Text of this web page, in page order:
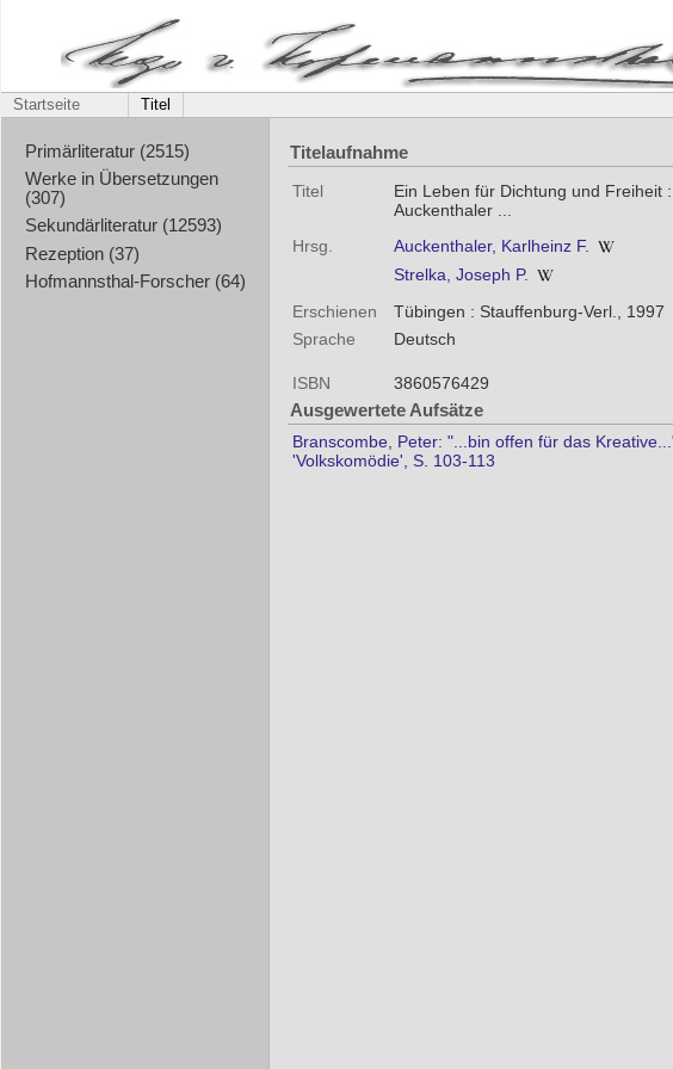
Startseite Titel
Primärliteratur (2515)
Werke in Übersetzungen
(307)
Sekundärliteratur (12593)
Rezeption (37)
Hofmannsthal-Forscher (64)
Titelaufnahme
Titel
Ein Leben für Dichtung und Freiheit
Auckenthaler ...
Hrsg.
Auckenthaler, Karlheinz F.
Strelka, Joseph P.
Erschienen
Tübingen : Stauffenburg-Verl., 1997
Sprache
Deutsch
ISBN 3860576429
Ausgewertete Aufsätze
Branscombe, Peter: "...bin offen für das
'Volkskomödie', S. 103-113